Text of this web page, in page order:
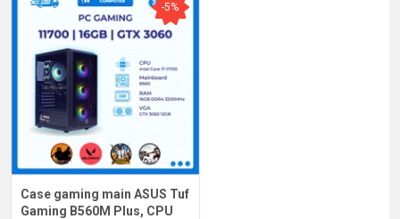
-5%
Case gaming main ASUS Tuf
Gaming B560M Plus, CPU